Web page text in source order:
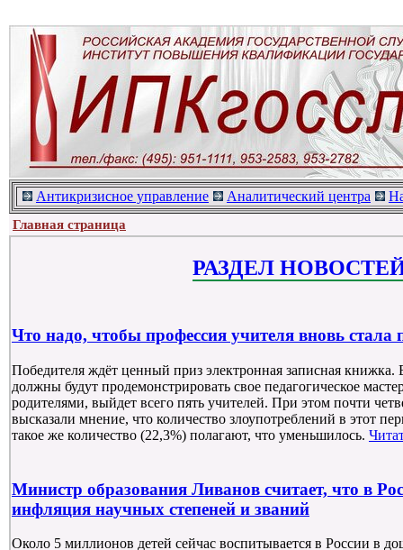
Антикризисное управление Аналитический центра
Главная страница
РАЗДЕЛ
Что надо, чтобы профессия учителя вновь стала
Победителя ждёт ценный приз электронная записная книжка.
должны будут продемонстрировать свое педагогическое
родителями, выйдет всего пять учителей. При этом почти
высказали мнение, что количество злоупотреблений в этот
такое же количество (22,3%) полагают, что уменьшилось.
Министр образования Ливанов считает, что в
инфляция научных степеней и званий
Около 5 миллионов детей сейчас воспитывается в России в